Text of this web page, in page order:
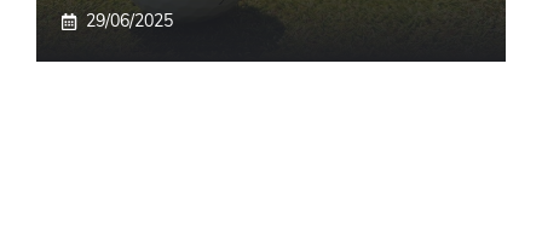
29/06/2025